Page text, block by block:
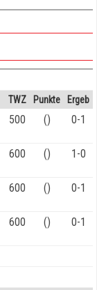
TWZ Punkte Ergeb
500 () 0-1
600 () 1-0
600 () 0-1
600 () 0-1